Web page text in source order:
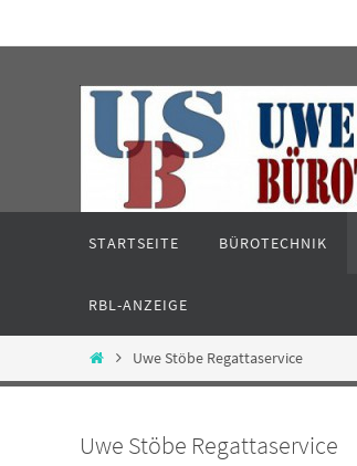
Inhalt
STARTSEITE BÜROTECHNIK
RBL-ANZEIGE
StartUwe Stöbe Regattaservice
Uwe Stöbe Regattaservice